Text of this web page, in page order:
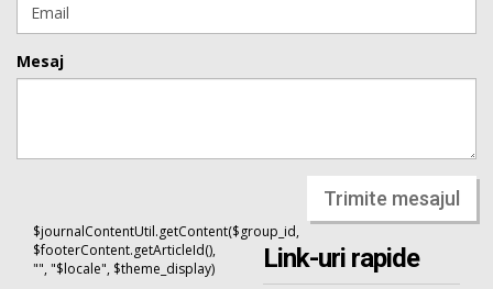
Mesaj
Trimite mesajul
$journalContentUtil.getContent($group_id,
$footerContent.getArticleId(),
"", "$locale", $theme_display)
Link-uri rapide